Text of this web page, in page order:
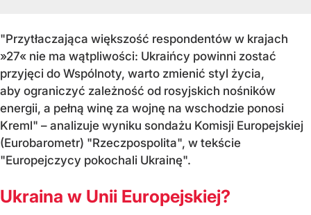
"Przytłaczająca większość respondentów w krajach
»27« nie ma wątpliwości: Ukraińcy powinni zostać
przyjęci do Wspólnoty, warto zmienić styl życia,
aby ograniczyć zależność od rosyjskich nośników
energii, a pełną winę za wojnę na wschodzie ponosi
Kreml" – analizuje wyniku sondażu Komisji Europejskiej
(Eurobarometr) "Rzeczpospolita", w tekście
"Europejczycy pokochali Ukrainę".
Ukraina w Unii Europejskiej?